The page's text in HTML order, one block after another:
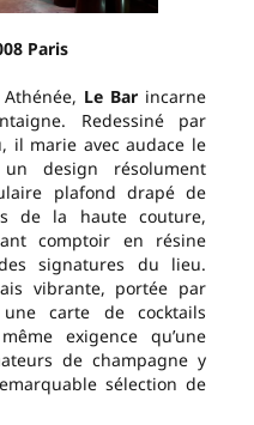
Paris
Le Bar incarne
Redessiné par
il marie avec audace le
design résolument
plafond drapé de
de la haute couture,
comptoir en résine
signatures du lieu.
vibrante, portée par
carte de cocktails
exigence qu’une
de champagne y
sélection de